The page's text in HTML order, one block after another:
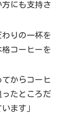
方にも支持さ
りの一杯を
コーヒーを
からコーヒ
たところだ
ます」